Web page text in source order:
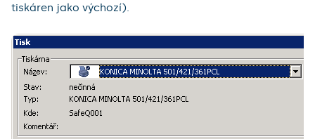
tiskáren jako výchozí).